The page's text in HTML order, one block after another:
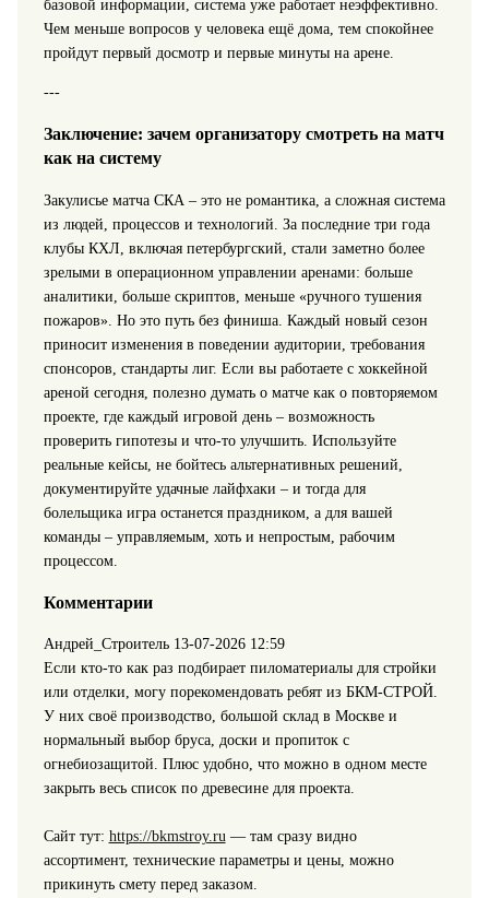
базовой информации, система уже работает неэффективно.
Чем меньше вопросов у человека ещё дома, тем спокойнее
пройдут первый досмотр и первые минуты на арене.
---
Заключение: зачем организатору смотреть на матч
как на систему
Закулисье матча СКА – это не романтика, а сложная система
из людей, процессов и технологий. За последние три года
клубы КХЛ, включая петербургский, стали заметно более
зрелыми в операционном управлении аренами: больше
аналитики, больше скриптов, меньше «ручного тушения
пожаров». Но это путь без финиша. Каждый новый сезон
приносит изменения в поведении аудитории, требования
спонсоров, стандарты лиг. Если вы работаете с хоккейной
ареной сегодня, полезно думать о матче как о повторяемом
проекте, где каждый игровой день – возможность
проверить гипотезы и что-то улучшить. Используйте
реальные кейсы, не бойтесь альтернативных решений,
документируйте удачные лайфхаки – и тогда для
болельщика игра останется праздником, а для вашей
команды – управляемым, хоть и непростым, рабочим
процессом.
Комментарии
Андрей_Строитель 13-07-2026 12:59
Если кто-то как раз подбирает пиломатериалы для стройки
или отделки, могу порекомендовать ребят из БКМ-СТРОЙ.
У них своё производство, большой склад в Москве и
нормальный выбор бруса, доски и пропиток с
огнебиозащитой. Плюс удобно, что можно в одном месте
закрыть весь список по древесине для проекта.
Сайт тут: https://bkmstroy.ru— там сразу видно
ассортимент, технические параметры и цены, можно
прикинуть смету перед заказом.